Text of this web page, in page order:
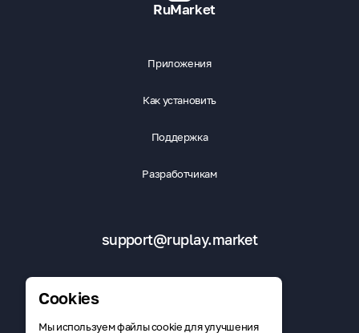
Cookies
Мы используем файлы cookie для улучшения
RuMarket
Приложения
Как установить
Поддержка
Разработчикам
support@ruplay.market